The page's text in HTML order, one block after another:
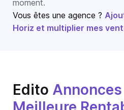
moment.
Vous êtes une agence ?
Horiz et multiplier mes
Edito